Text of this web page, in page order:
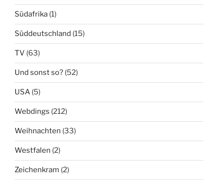
Südafrika (1)
Süddeutschland (15)
TV (63)
Und sonst so? (52)
USA (5)
Webdings (212)
Weihnachten (33)
Westfalen (2)
Zeichenkram (2)